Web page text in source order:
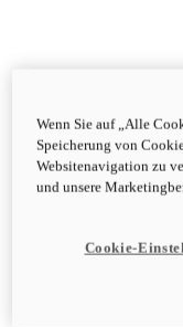
new
Wenn Sie auf „Alle
Speicherung von
Websitenavigation zu
und unsere
Cookie-